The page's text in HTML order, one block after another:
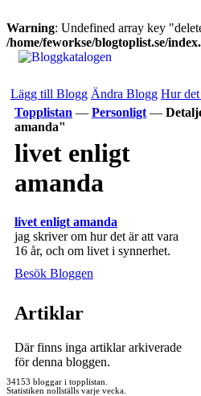
Warning: Undefined array key
/home/feworkse/blogtoplist.se/
Lägg till Blogg Ändra Blogg Hur
Topplistan — Personligt —
amanda"
livet enligt
amanda
livet enligt amanda
jag skriver om hur det är att vara
16 år, och om livet i synnerhet.
Besök Bloggen
Artiklar
Där finns inga artiklar arkiverade
för denna bloggen.
34153 bloggar i topplistan.
Statistiken nollställs varje vecka.